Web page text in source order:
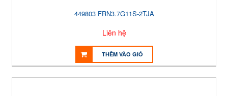
449803 FRN3.7G11S-2TJA
Liên hệ
THÊM VÀO GIỎ